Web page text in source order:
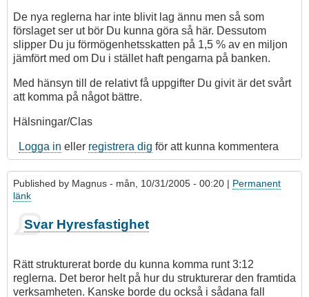
De nya reglerna har inte blivit lag ännu men så som
förslaget ser ut bör Du kunna göra så här. Dessutom
slipper Du ju förmögenhetsskatten på 1,5 % av en miljon
jämfört med om Du i stället haft pengarna på banken.
Med hänsyn till de relativt få uppgifter Du givit är det svårt
att komma på något bättre.
Hälsningar/Clas
Logga in eller registrera dig för att kunna kommentera
Published by Magnus - mån, 10/31/2005 - 00:20 | Permanent
länk
Svar Hyresfastighet
Rätt strukturerat borde du kunna komma runt 3:12
reglerna. Det beror helt på hur du strukturerar den framtida
verksamheten. Kanske borde du också i sådana fall